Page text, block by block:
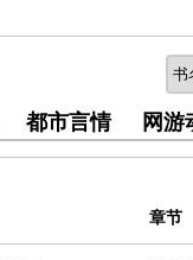
都市言情 网游
章节